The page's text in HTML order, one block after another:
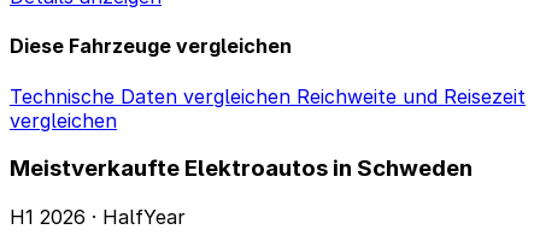
Diese Fahrzeuge vergleichen
Technische Daten vergleichen Reichweite und Reisezeit
vergleichen
Meistverkaufte Elektroautos in Schweden
H1 2026 · HalfYear